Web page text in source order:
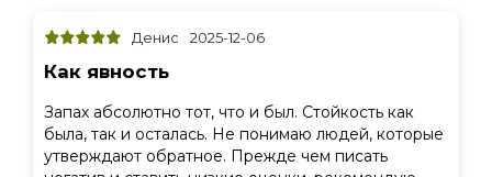
Денис 2025-12-06
Как явность
Запах абсолютно тот, что и был. Стойкость как
была, так и осталась. Не понимаю людей, которые
утверждают обратное. Прежде чем писать